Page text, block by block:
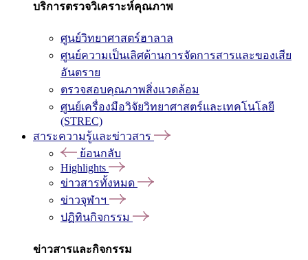
บริการตรวจวิเคราะห์คุณภาพ
ศูนย์วิทยาศาสตร์ฮาลาล
ศูนย์ความเป็นเลิศด้านการจัดการสารและของเสีย
อันตราย
ตรวจสอบคุณภาพสิ่งแวดล้อม
ศูนย์เครื่องมือวิจัยวิทยาศาสตร์และเทคโนโลยี
(STREC)
สาระความรู้และข่าวสาร
ย้อนกลับ
Highlights
ข่าวสารทั้งหมด
ข่าวจุฬาฯ
ปฏิทินกิจกรรม
ข่าวสารและกิจกรรม